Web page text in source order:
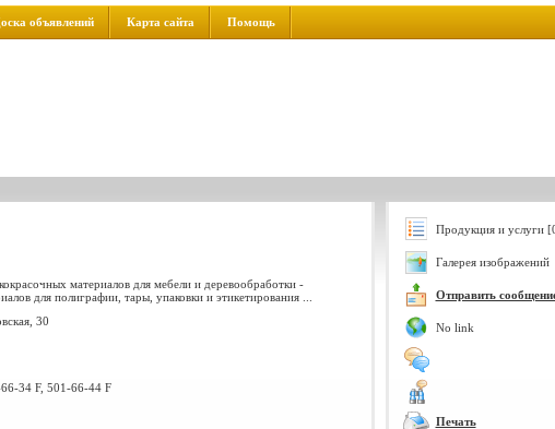
объявлений Карта сайта Помощь
материалов для мебели и деревообработки -
для полиграфии, тары, упаковки и этикетирования ...
30
34 F, 501-66-44 F
Продукция и услуги
Галерея
Отправить
No link
Печать